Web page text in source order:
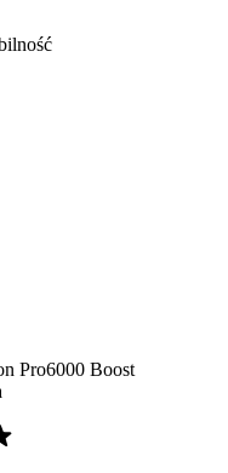
Pro6000 Boost